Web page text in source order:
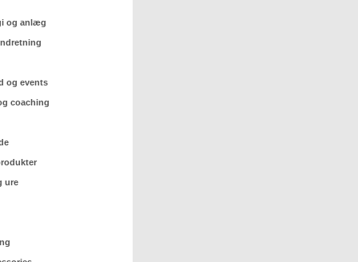
og anlæg
og events
coaching
ure